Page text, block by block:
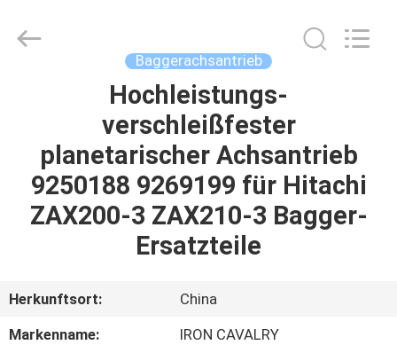
STARTSEITE
PRODUKTE
VIDEOS
SHOW
Machinery
Baggerachsantrieb
Hochleistungs-
verschleißfester
planetarischer Achsantrieb
9250188 9269199 für Hitachi
ZAX200-3 ZAX210-3 Bagger-
Ersatzteile
Herkunftsort:
China
Markenname:
IRON CAVALRY